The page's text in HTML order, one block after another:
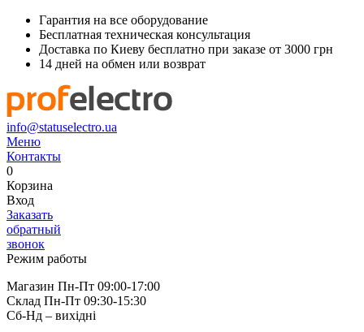
Гарантия на все оборудование
Бесплатная техническая консультация
Доставка по Киеву бесплатно при заказе от 3000 грн
14 дней на обмен или возврат
info@statuselectro.ua
Меню
Контакты
0
Корзина
Вход
Заказать
обратный
звонок
Режим работы
Магазин Пн-Пт 09:00-17:00
Склад Пн-Пт 09:30-15:30
Сб-Нд – вихідні